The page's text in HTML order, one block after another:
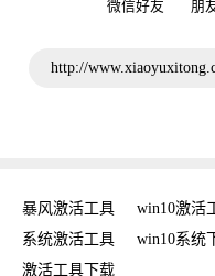
微信好友 朋
http://
暴风激活工具 win10激活
系统激活工具
win10系统
激活工具下载